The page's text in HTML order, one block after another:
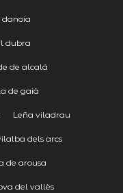
dubra
de alcalá
de gaià
Leña viladrau
dels arcs
de arousa
del vallès